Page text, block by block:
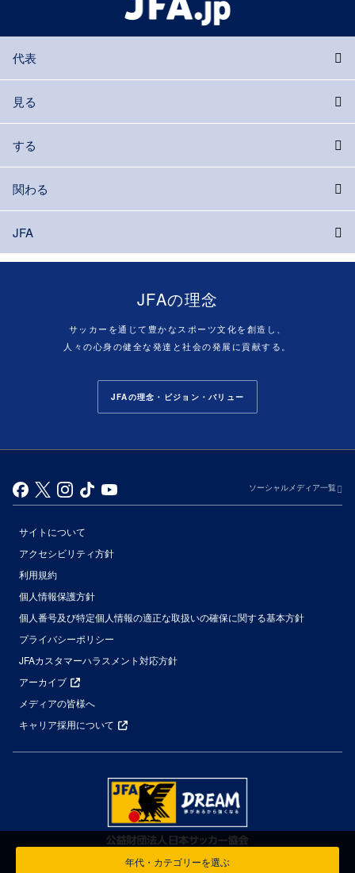
年代・カテゴリーを選ぶ
代表
見る
する
関わる
JFA
JFAの理念
サッカーを通じて豊かなスポーツ文化を創造し、
人々の心身の健全な発達と社会の発展に貢献する。
JFAの理念・ビジョン・バリュー
ソーシャルメディア一覧
サイトについて
アクセシビリティ方針
利用規約
個人情報保護方針
個人番号及び特定個人情報の適正な取扱いの確保に関する基本方針
プライバシーポリシー
JFAカスタマーハラスメント対応方針
アーカイブ
メディアの皆様へ
キャリア採用について
© Japan Football Association All Rights Reserved.